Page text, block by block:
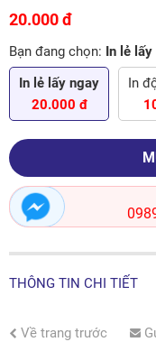
20.000 đ
Bạn đang chọn: In lẻ lấy
In lẻ lấy ngay
20.000 đ
In
THÔNG TIN CHI TIẾT
Về trang trước